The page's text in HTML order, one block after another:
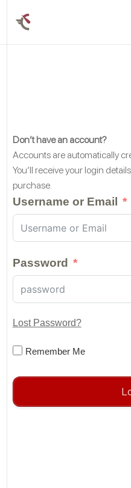
Don’t have an account?
Accounts are automatically
You’ll receive your login
purchase.
Username or Email
Password
Lost Password?
Remember Me